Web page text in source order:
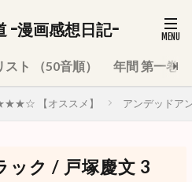
-漫画感想日記-
スト （50音順） 年間 第一巻
【オススメ】 アンデッドア
ック / 戸塚慶文 3